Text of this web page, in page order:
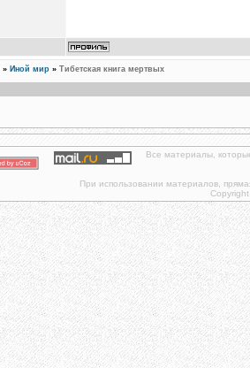
» Иной мир » Тибетская книга мертвых
Все материалы,
При использовании материалов,